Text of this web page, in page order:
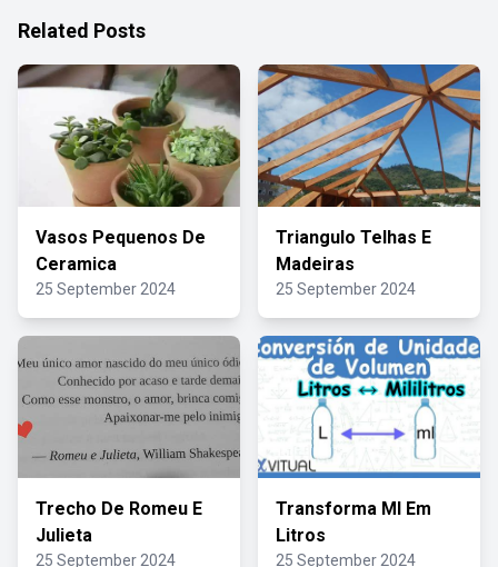
Related Posts
Vasos Pequenos De
Ceramica
25 September 2024
Triangulo Telhas E
Madeiras
25 September 2024
Trecho De Romeu E
Julieta
25 September 2024
Transforma Ml Em
Litros
25 September 2024